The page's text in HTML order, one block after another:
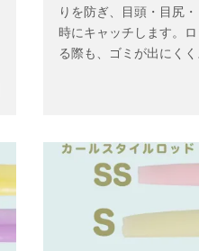
りを防ぎ、目頭・目尻
時にキャッチします。
る際も、ゴミが出にく